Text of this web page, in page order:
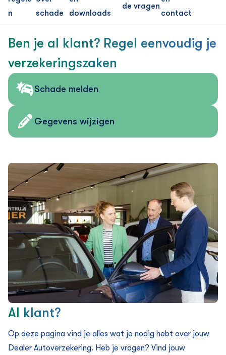
n
schade
downloads
de vragen
contact
Ben je al klant? Regel eenvoudig je
verzekering­szaken
Schade melden
Gegevens wijzigen
Al klant?
Op deze pagina vind je alles wat je nodig hebt over jouw
Dealer Auto­verzekering. Heb je vragen? Vind jouw